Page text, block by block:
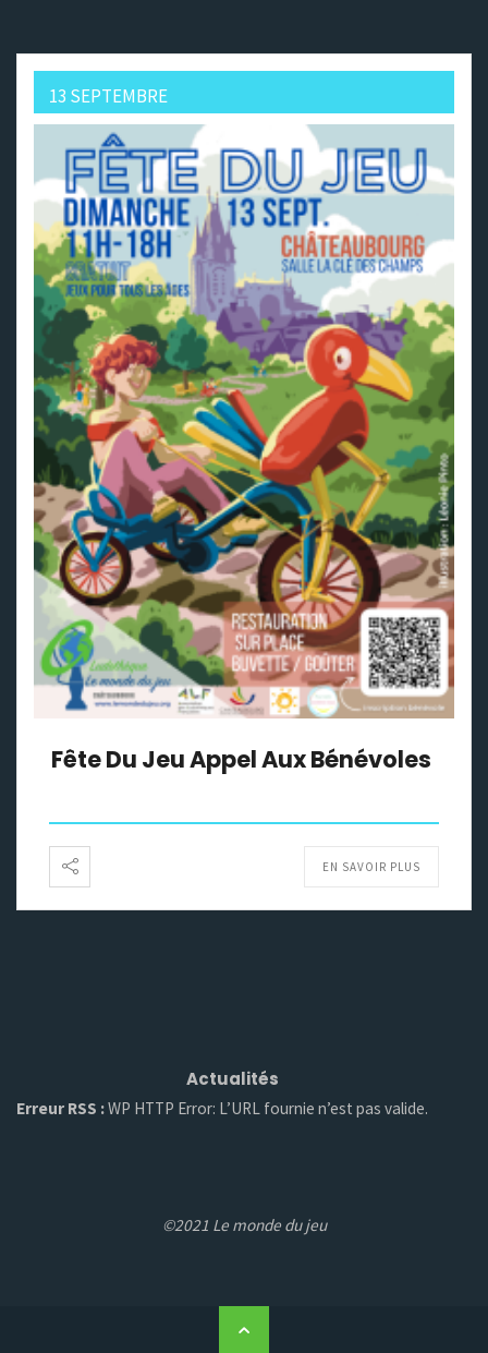
13 SEPTEMBRE
Fête Du Jeu Appel Aux Bénévoles
EN SAVOIR PLUS
Actualités
Erreur RSS :WP HTTP Error: L’URL fournie n’est pas valide.
©2021 Le monde du jeu
Back